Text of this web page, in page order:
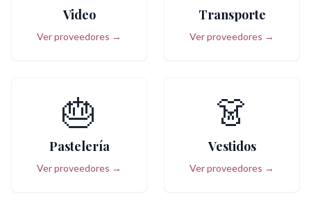
Video
Ver proveedores →
Transporte
Ver proveedores →
🎂
Pastelería
Ver proveedores →
👗
Vestidos
Ver proveedores →